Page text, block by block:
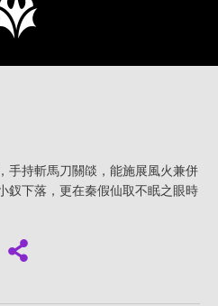
手持斬馬刀關燄，能施展風火兼併
釵下落，更在秦假仙取不眠之眼時